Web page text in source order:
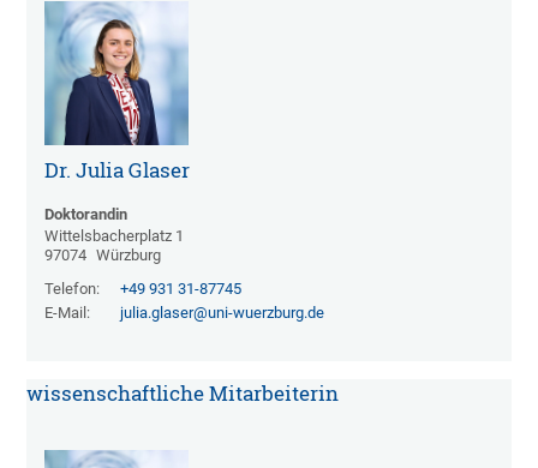
Dr. Julia Glaser
Doktorandin
Wittelsbacherplatz 1
97074 Würzburg
Telefon:
+49 931 31-87745
E-Mail:
julia.glaser@uni-wuerzburg.de
wissenschaftliche Mitarbeiterin